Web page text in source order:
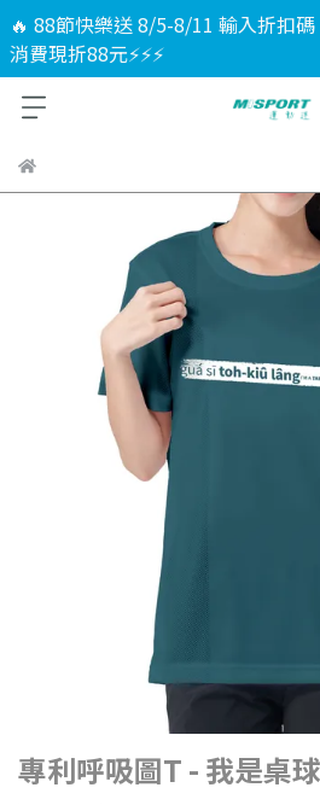
🔥 88節快樂送 8/5-8/11 輸入折扣
消費現折88元⚡⚡⚡
專利呼吸圖T - 我是桌